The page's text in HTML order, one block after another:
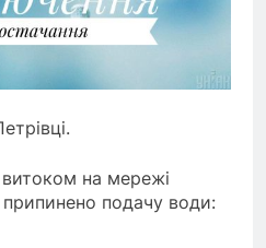
витоком на мережі
подачу води: